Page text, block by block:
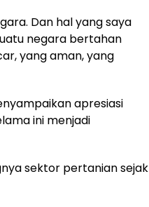
Dan hal yang saya
negara bertahan
yang aman, yang
apresiasi
ini menjadi
sektor pertanian sejak